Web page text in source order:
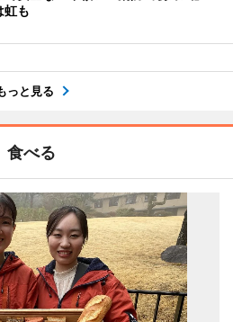
虹も
っと見る
食べる